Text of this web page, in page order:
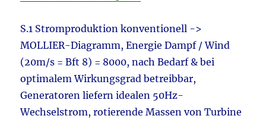
S.1 Stromproduktion konventionell ->
MOLLIER-Diagramm, Energie Dampf / Wind
(20m/s = Bft 8) = 8000, nach Bedarf & bei
optimalem Wirkungsgrad betreibbar,
Generatoren liefern idealen 50Hz-
Wechselstrom, rotierende Massen von Turbine